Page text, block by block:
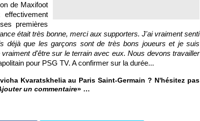
de Maxifoot
premières
était très bonne, merci aux supporters. J'ai vraiment senti
déjà que les garçons sont de très bons joueurs et je suis
d'être sur le terrain avec eux. Nous devons travailler
pour PSG TV. A confirmer sur la durée...
Kvaratskhelia au Paris Saint-Germain ? N'hésitez pas
un commentaire» …